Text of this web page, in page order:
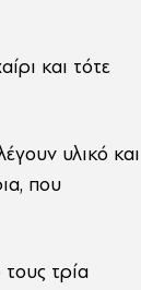
και τότε
υλικό και
που
τρία